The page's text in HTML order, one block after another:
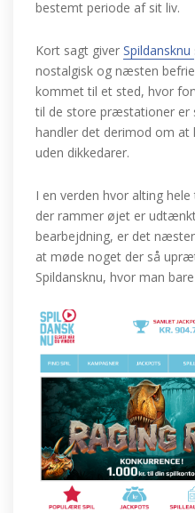
bestemt periode af sit liv.
Kort sagt giver Spildansknu
nostalgisk og næsten
kommet til et sted, hvor
til de store præstationer er
handler det derimod om at
uden dikkedarer.
I en verden hvor alting
der rammer øjet er
bearbejdning, er det
at møde noget der så
Spildansknu, hvor man